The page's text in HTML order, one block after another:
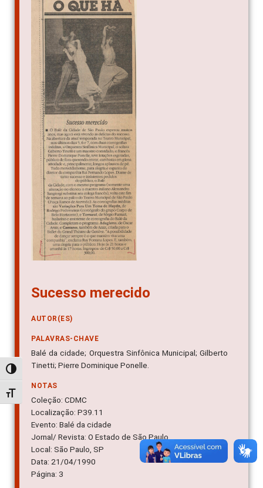
Alternar alto contraste
Alternar tamanho da fonte
Sucesso merecido
AUTOR(ES)
PALAVRAS-CHAVE
Balé da cidade; Orquestra Sinfônica Municipal; Gilberto
Tinetti; Pierre Dominique Ponelle.
NOTAS
Coleção: CDMC
Localização: P39.11
Evento: Balé da cidade
Jornal/ Revista: O Estado de São Paulo
Local: São Paulo, SP
Data: 21/04/1990
Página: 3